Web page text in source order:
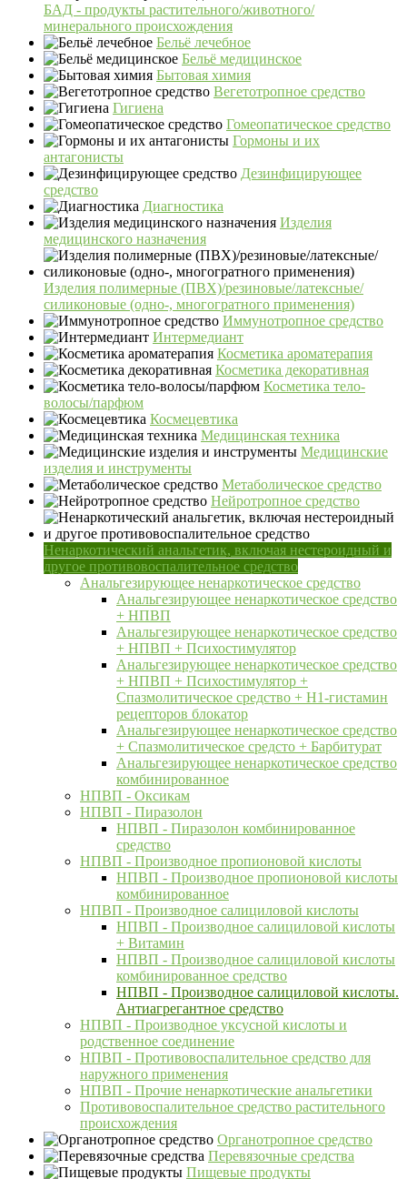
БАД - продукты растительного/животного/
минерального происхождения
Бельё лечебное
Бельё медицинское
Бытовая химия
Вегетотропное средство
Гигиена
Гомеопатическое средство
Гормоны и их
антагонисты
Дезинфицирующее
средство
Диагностика
Изделия
медицинского назначения
Изделия полимерные (ПВХ)/резиновые/латексные/
силиконовые (одно-, многогратного применения)
Иммунотропное средство
Интермедиант
Косметика ароматерапия
Косметика декоративная
Косметика тело-
волосы/парфюм
Космецевтика
Медицинская техника
Медицинские
изделия и инструменты
Метаболическое средство
Нейротропное средство
Ненаркотический анальгетик, включая нестероидный и
другое противовоспалительное средство
Анальгезирующее ненаркотическое средство
Анальгезирующее ненаркотическое средство
+ НПВП
Анальгезирующее ненаркотическое средство
+ НПВП + Психостимулятор
Анальгезирующее ненаркотическое средство
+ НПВП + Психостимулятор +
Спазмолитическое средство + H1-гистамин
рецепторов блокатор
Анальгезирующее ненаркотическое средство
+ Спазмолитическое средсто + Барбитурат
Анальгезирующее ненаркотическое средство
комбинированное
НПВП - Оксикам
НПВП - Пиразолон
НПВП - Пиразолон комбинированное
средство
НПВП - Производное пропионовой кислоты
НПВП - Производное пропионовой кислоты
комбинированное
НПВП - Производное салициловой кислоты
НПВП - Производное салициловой кислоты
+ Витамин
НПВП - Производное салициловой кислоты
комбинированное средство
НПВП - Производное салициловой кислоты.
Антиагрегантное средство
НПВП - Производное уксусной кислоты и
родственное соединение
НПВП - Противовоспалительное средство для
наружного применения
НПВП - Прочие ненаркотические анальгетики
Противовоспалительное средство растительного
происхождения
Органотропное средство
Перевязочные средства
Пищевые продукты